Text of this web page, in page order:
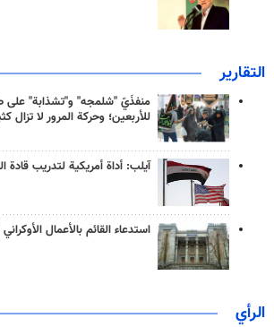
التقارير
منفذَيّ "شلمجه" و"تشذابة" على
للأربعين؛ وحركة المرور لا تزال
آيلب: أداة أمريكية لتدريب قادة
استدعاء القائم بالأعمال
الرأي